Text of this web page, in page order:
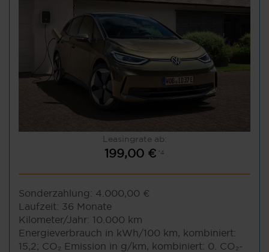
Leasingrate ab:
199,00 € *4
Sonderzahlung: 4.000,00 €
Laufzeit: 36 Monate
Kilometer/Jahr: 10.000 km
Energieverbrauch in kWh/100 km, kombiniert:
15,2; CO₂ Emission in g/km, kombiniert: 0. CO₂-